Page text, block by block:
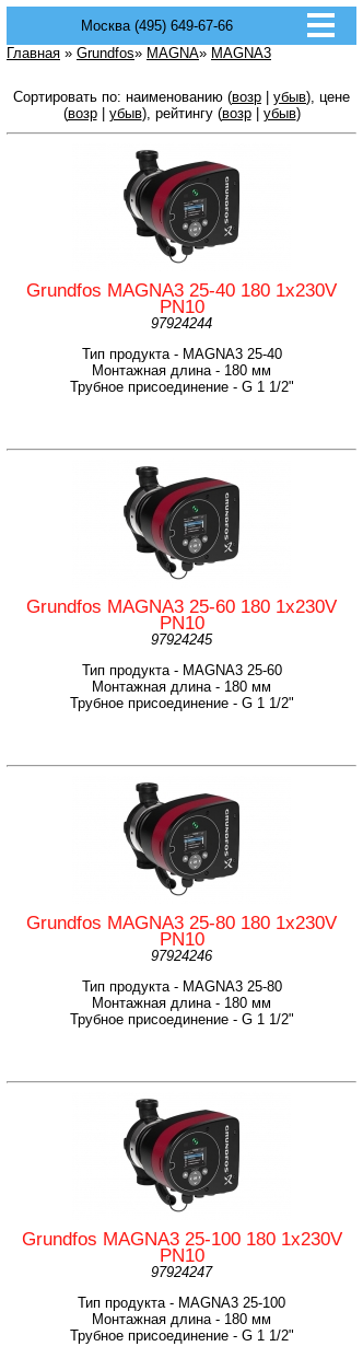
Москва (495) 649-67-66
Главная » Grundfos» MAGNA» MAGNA3
Сортировать по: наименованию (возр убыв), цене
(возр| убыв), рейтингу (возр| убыв)
Grundfos MAGNA3 25-40 180 1x230V
PN10
97924244
Тип продукта - MAGNA3 25-40
Монтажная длина - 180 мм
Трубное присоединение - G 1 1/2"
Grundfos MAGNA3 25-60 180 1x230V
PN10
97924245
Тип продукта - MAGNA3 25-60
Монтажная длина - 180 мм
Трубное присоединение - G 1 1/2"
Grundfos MAGNA3 25-80 180 1x230V
PN10
97924246
Тип продукта - MAGNA3 25-80
Монтажная длина - 180 мм
Трубное присоединение - G 1 1/2"
Grundfos MAGNA3 25-100 180 1x230V
PN10
97924247
Тип продукта - MAGNA3 25-100
Монтажная длина - 180 мм
Трубное присоединение - G 1 1/2"